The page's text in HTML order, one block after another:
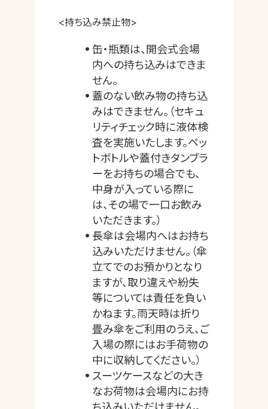
<持ち込み禁止物>
缶・瓶類は、開会式会場
内への持ち込みはできま
せん。
蓋のない飲み物の持ち込
みはできません。（セキュ
リティチェック時に液体検
査を実施いたします。ペッ
トボトルや蓋付きタンブラ
ーをお持ちの場合でも、
中身が入っている際に
は、その場で一口お飲み
いただきます。）
長傘は会場内へはお持ち
込みいただけません。（傘
立てでのお預かりとなり
ますが、取り違えや紛失
等については責任を負い
かねます。雨天時は折り
畳み傘をご利用のうえ、ご
入場の際にはお手荷物の
中に収納してください。）
スーツケースなどの大き
なお荷物は会場内にお持